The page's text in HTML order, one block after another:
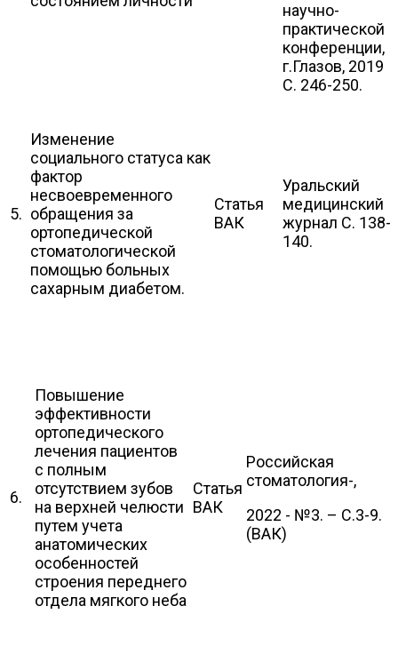
научно-
практической
конференции,
г.Глазов, 2019
С. 246-250.
5.
Изменение
социального статуса как
фактор
несвоевременного
обращения за
ортопедической
стоматологической
помощью больных
сахарным диабетом.
Статья
ВАК
Уральский
медицинский
журнал С. 138-
140.
6.
Повышение
эффективности
ортопедического
лечения пациентов
с полным
отсутствием зубов
на верхней челюсти
путем учета
анатомических
особенностей
строения переднего
отдела мягкого неба
Статья
ВАК
Российская
стоматология-,
2022 - №3. – С.3-9.
(ВАК)